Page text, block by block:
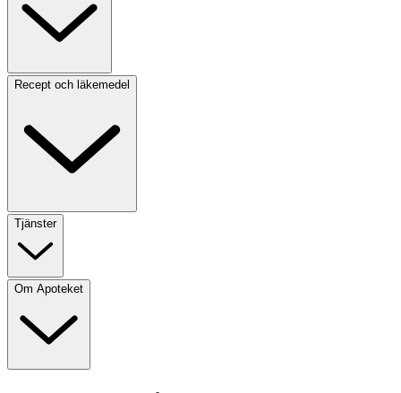
Recept och läkemedel
Tjänster
Om Apoteket